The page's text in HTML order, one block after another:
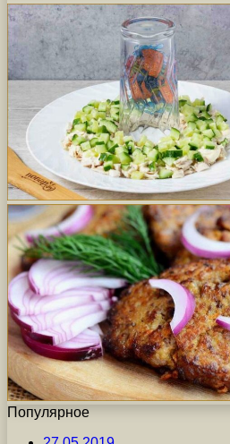
Популярное